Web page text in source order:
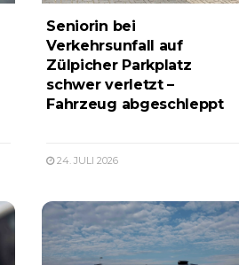
Seniorin bei
Verkehrsunfall auf
Zülpicher Parkplatz
schwer verletzt –
Fahrzeug abgeschleppt
24. JULI 2026